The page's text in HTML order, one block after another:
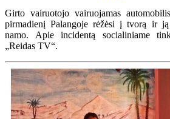
Girto vairuotojo vairuojamas
pirmadienį Palangoje rėžėsi į tvorą ir
namo. Apie incidentą socialiniame
„Reidas TV“.